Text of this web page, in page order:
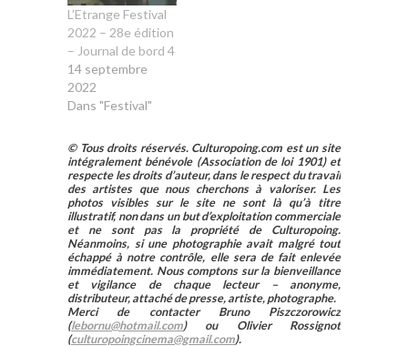
L’Etrange Festival
2022 – 28e édition
– Journal de bord 4
14 septembre
2022
Dans "Festival"
© Tous droits réservés. Culturopoing.com est un site
intégralement bénévole (Association de loi 1901) et
respecte les droits d’auteur, dans le respect du travail
des artistes que nous cherchons à valoriser. Les
photos visibles sur le site ne sont là qu’à titre
illustratif, non dans un but d’exploitation commerciale
et ne sont pas la propriété de Culturopoing.
Néanmoins, si une photographie avait malgré tout
échappé à notre contrôle, elle sera de fait enlevée
immédiatement. Nous comptons sur la bienveillance
et vigilance de chaque lecteur – anonyme,
distributeur, attaché de presse, artiste, photographe.
Merci de contacter Bruno Piszczorowicz
(lebornu@hotmail.com) ou Olivier Rossignot
(culturopoingcinema@gmail.com).